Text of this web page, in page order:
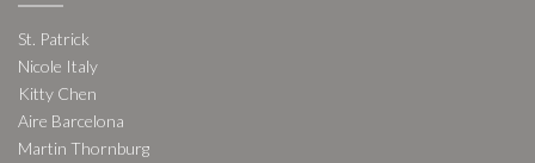
St. Patrick
Nicole Italy
Kitty Chen
Aire Barcelona
Martin Thornburg